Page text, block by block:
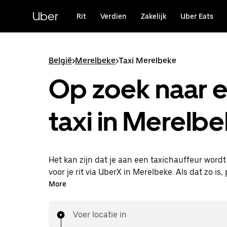
hoofdinhoudUber Rit Verdien Zakelijk Uber Eats
België>Merelbeke>Taxi Merelbeke
Op zoek naar
taxi in
Het kan zijn dat je aan een taxichauffeur
voor je rit via UberX in Merelbeke. Als dat zo
van dezelfde 24/7 beschikbaarheid en
naar je bestemming.
More
Voer locatie in